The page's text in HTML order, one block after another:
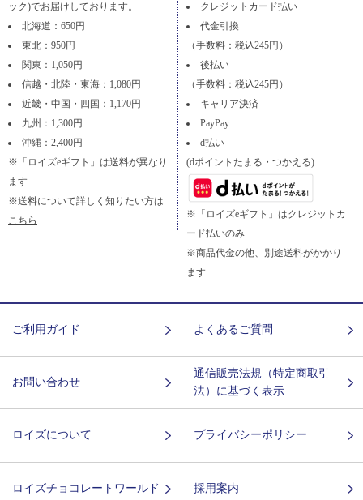
ック)でお届けしております。
北海道：650円
東北：950円
関東：1,050円
信越・北陸・東海：1,080円
近畿・中国・四国：1,170円
九州：1,300円
沖縄：2,400円
※「ロイズeギフト」は送料が異なり
ます
※送料について詳しく知りたい方は
こちら
クレジットカード払い
代金引換
（手数料：税込245円）
後払い
（手数料：税込245円）
キャリア決済
PayPay
d払い
(dポイントたまる・つかえる)
※「ロイズeギフト」はクレジットカ
ード払いのみ
※商品代金の他、別途送料がかかり
ます
ご利用ガイド よくあるご質問
お問い合わせ
通信販売法規（特定商取引
法）に基づく表示
ロイズについて プライバシーポリシー
ロイズチョコレートワールド 採用案内